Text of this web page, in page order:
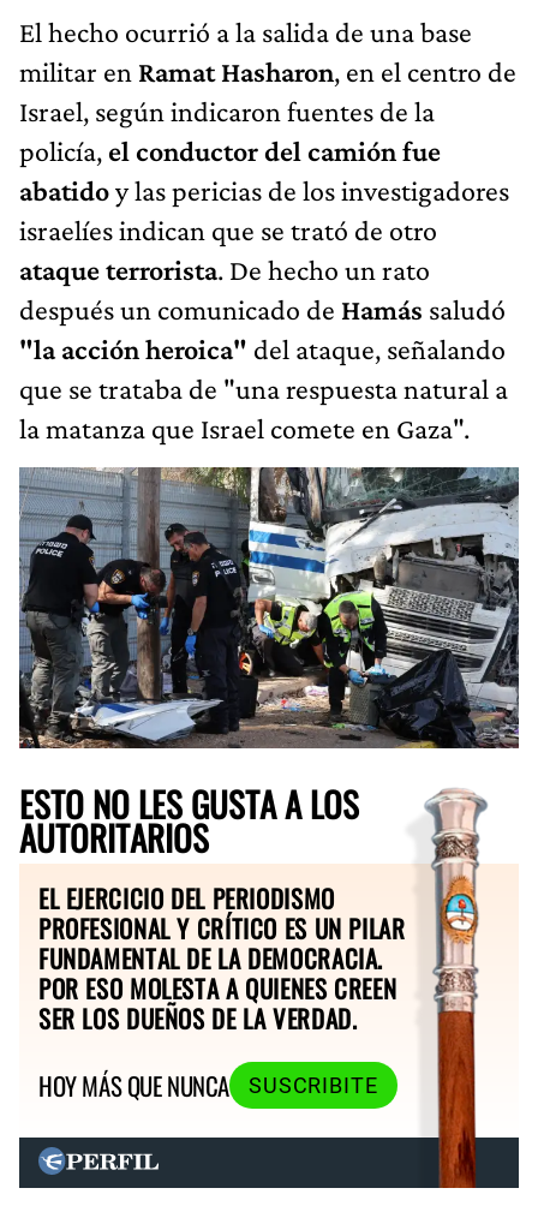
El hecho ocurrió a la salida de una base
militar en Ramat Hasharon, en el centro de
Israel, según indicaron fuentes de la
policía, el conductor del camión fue
abatidoy las pericias de los investigadores
israelíes indican que se trató de otro
ataque terrorista. De hecho un rato
después un comunicado de Hamás saludó
"la acción heroica" del ataque, señalando
que se trataba de "una respuesta natural a
la matanza que Israel comete en Gaza".
ESTO NO LES GUSTA A LOS
AUTORITARIOS
EL EJERCICIO DEL PERIODISMO
PROFESIONAL Y CRÍTICO ES UN PILAR
FUNDAMENTAL DE LA DEMOCRACIA.
POR ESO MOLESTA A QUIENES CREEN
SER LOS DUEÑOS DE LA VERDAD.
HOY MÁS QUE NUNCA
SUSCRIBITE